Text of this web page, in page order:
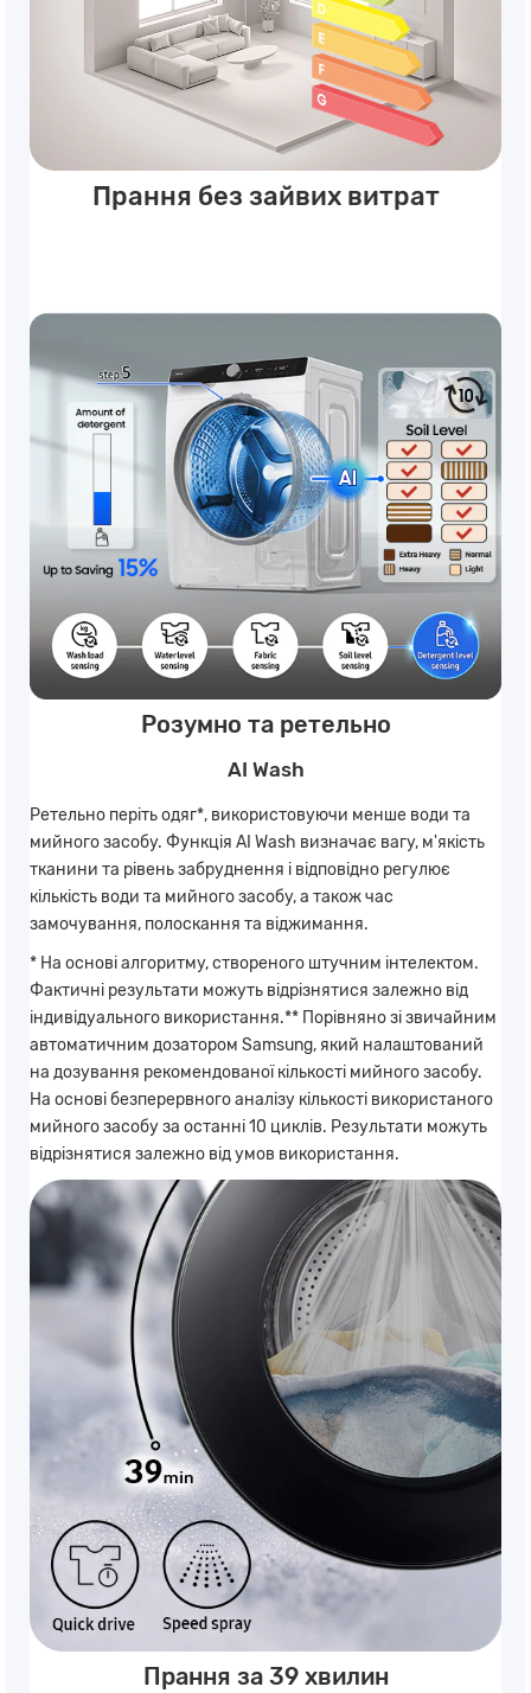
Прання без зайвих витрат
Розумно та ретельно
AI Wash
Ретельно періть одяг*, використовуючи менше води та
мийного засобу. Функція AI Wash визначає вагу, м'якість
тканини та рівень забруднення і відповідно регулює
кількість води та мийного засобу, а також час
замочування, полоскання та віджимання.
* На основі алгоритму, створеного штучним інтелектом.
Фактичні результати можуть відрізнятися залежно від
індивідуального використання.** Порівняно зі звичайним
автоматичним дозатором Samsung, який налаштований
на дозування рекомендованої кількості мийного засобу.
На основі безперервного аналізу кількості використаного
мийного засобу за останні 10 циклів. Результати можуть
відрізнятися залежно від умов використання.
Прання за 39 хвилин